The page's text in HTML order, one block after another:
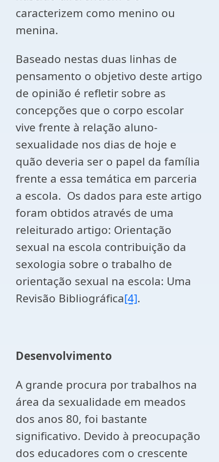
caracterizem como menino ou
menina.
Baseado nestas duas linhas de
pensamento o objetivo deste artigo
de opinião é refletir sobre as
concepções que o corpo escolar
vive frente à relação aluno-
sexualidade nos dias de hoje e
quão deveria ser o papel da família
frente a essa temática em parceria
a escola. Os dados para este artigo
foram obtidos através de uma
releiturado artigo: Orientação
sexual na escola contribuição da
sexologia sobre o trabalho de
orientação sexual na escola: Uma
Revisão Bibliográfica[4].
Desenvolvimento
A grande procura por trabalhos na
área da sexualidade em meados
dos anos 80, foi bastante
significativo. Devido à preocupação
dos educadores com o crescente